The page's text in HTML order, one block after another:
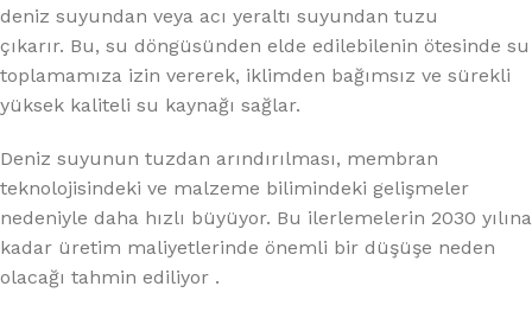
deniz suyundan veya acı yeraltı suyundan tuzu
çıkarır. Bu, su döngüsünden elde edilebilenin ötesinde su
toplamamıza izin vererek, iklimden bağımsız ve sürekli
yüksek kaliteli su kaynağı sağlar.
Deniz suyunun tuzdan arındırılması, membran
teknolojisindeki ve malzeme bilimindeki gelişmeler
nedeniyle daha hızlı büyüyor. Bu ilerlemelerin 2030 yılına
kadar üretim maliyetlerinde önemli bir düşüşe neden
olacağı tahmin ediliyor .